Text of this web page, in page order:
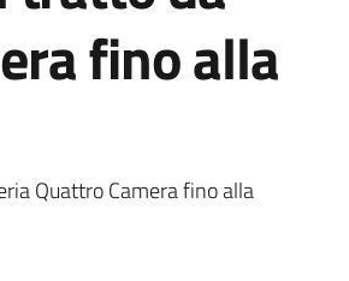
fino alla
Quattro Camera fino alla